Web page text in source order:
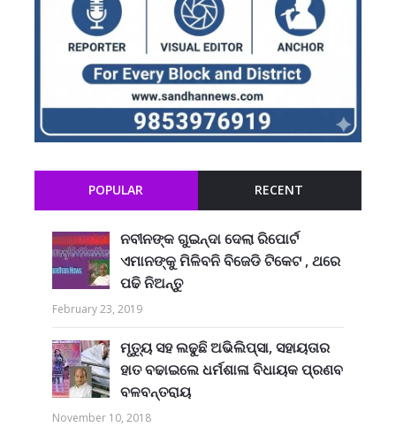
POPULAR RECENT
ନବୀନଙ୍କ ଗୁଇନ୍ଦା ଦେଲା ରିପୋର୍ଟ
ଏମାନଙ୍କୁ ମିଳିବନି ବିଜେଡି ଟିକେଟ , ଥରେ
ପଢି ନିଅନ୍ତୁ
February 23, 2019
ମୃତ୍ୟୁ ସହ ଲଢୁଛି ଅଭିଲିପ୍ସା, ସହାୟତାର
ହାତ ବଢାଇଲେ ଧର୍ମଶାଳା ବିଧାୟକ ପ୍ରଣବ
ବଳବନ୍ତରାୟ
November 10, 2018